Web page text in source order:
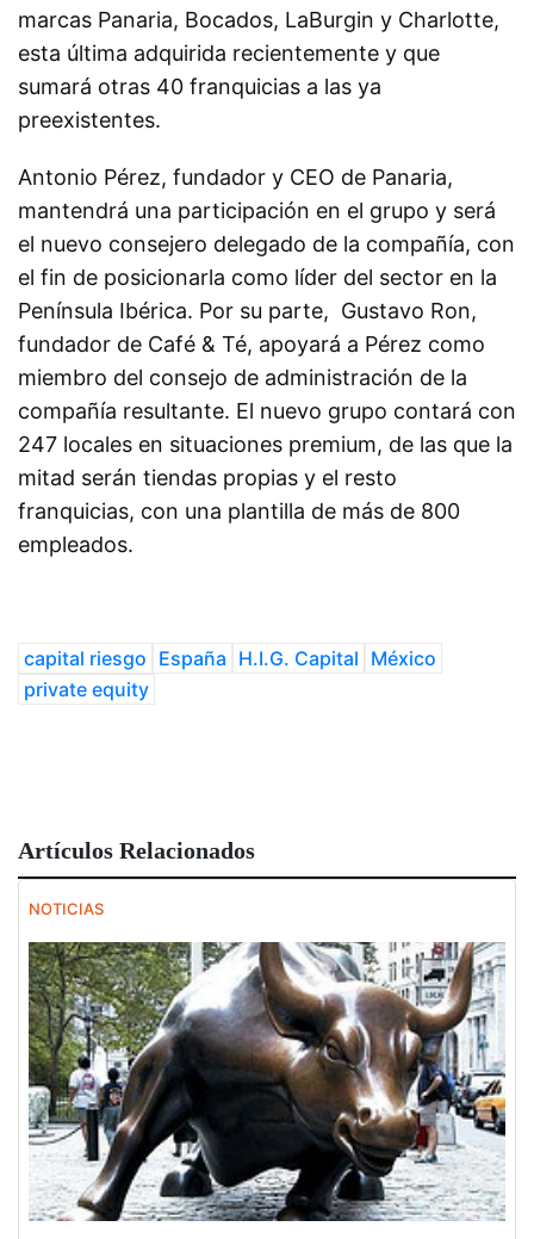
marcas Panaria, Bocados, LaBurgin y Charlotte,
esta última adquirida recientemente y que
sumará otras 40 franquicias a las ya
preexistentes.
Antonio Pérez, fundador y CEO de Panaria,
mantendrá una participación en el grupo y será
el nuevo consejero delegado de la compañía, con
el fin de posicionarla como líder del sector en la
Península Ibérica. Por su parte, Gustavo Ron,
fundador de Café & Té, apoyará a Pérez como
miembro del consejo de administración de la
compañía resultante. El nuevo grupo contará con
247 locales en situaciones premium, de las que la
mitad serán tiendas propias y el resto
franquicias, con una plantilla de más de 800
empleados.
capital riesgo España H.I.G. Capital México
private equity
Artículos Relacionados
NOTICIAS